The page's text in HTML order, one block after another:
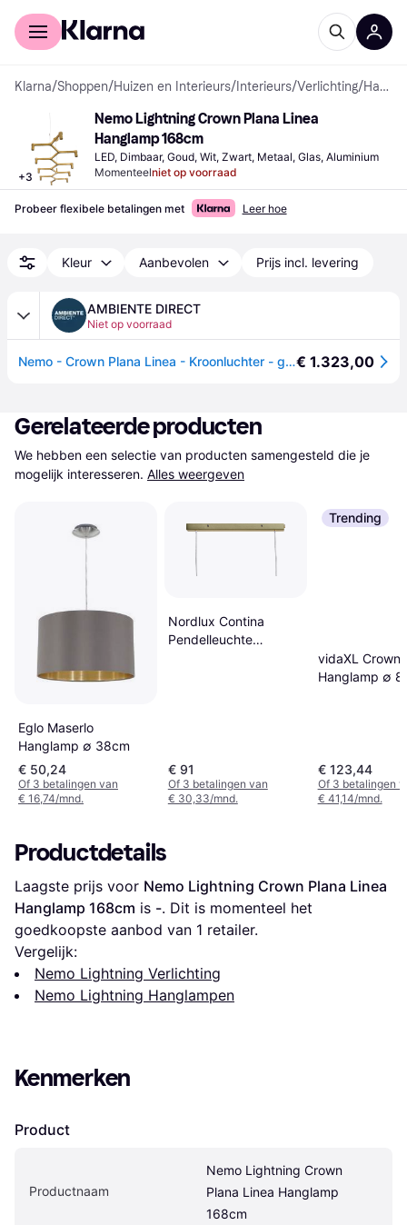
Voor shoppers
Klarna/Shoppen/Huizen en Interieurs/ Interieurs/Verlichting/ Hanglampen
+3
Nemo Lightning Crown Plana Linea
Hanglamp 168cm
LED, Dimbaar, Goud, Wit, Zwart, Metaal, Glas, Aluminium
Momenteelniet op voorraad
Probeer flexibele betalingen met Leer hoe
Kleur Aanbevolen Prijs incl. levering
AMBIENTE DIRECT
Niet op voorraad
Nemo - Crown Plana Linea - Kroonluchter - gold/BxHxT 168x16x57cm€ 1.323,00
Gerelateerde producten
We hebben een selectie van producten samengesteld die je
mogelijk interesseren. Alles weergeven
Eglo Maserlo
Hanglamp ∅ 38cm
€ 50,24
Of 3 betalingen van
€ 16,74/mnd.
Nordlux Contina
Pendelleuchte
€ 91
Of 3 betalingen van
€ 30,33/mnd.
Trending
vidaXL Crown
Hanglamp ∅
€ 123,44
Of 3 betalingen
€ 41,14/mnd.
Productdetails
Laagste prijs voor Nemo Lightning Crown Plana Linea
Hanglamp 168cm is -. Dit is momenteel het
goedkoopste aanbod van 1 retailer.
Vergelijk:
Nemo Lightning Verlichting
Nemo Lightning Hanglampen
Kenmerken
Product
Productnaam
Nemo Lightning Crown
Plana Linea Hanglamp
168cm